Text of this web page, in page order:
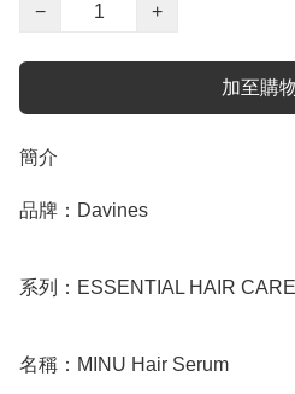
−
+
加至購
簡介
品牌：Davines
系列：ESSENTIAL HAIR
名稱：MINU Hair Serum